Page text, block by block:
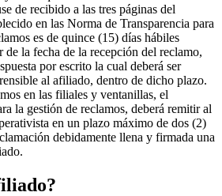
de recibido a las tres páginas del
en las Norma de Transparencia para
es de quince (15) días hábiles
de la fecha de la recepción del reclamo,
por escrito la cual deberá ser
al afiliado, dentro de dicho plazo.
en las filiales y ventanillas, el
la gestión de reclamos, deberá remitir al
en un plazo máximo de dos (2)
debidamente llena y firmada una